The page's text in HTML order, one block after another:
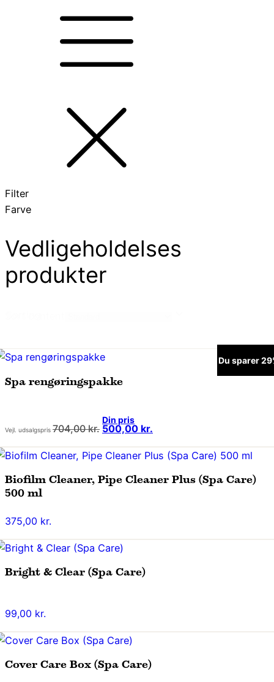
Filter
Farve
Vedligeholdelses
produkter
Du sparer
Spa rengøringspakke
704,00kr.
Den
oprindelige
var:
704,00 kr..
500,00 kr.
aktuelle
er:
500,00 kr..
Biofilm Cleaner, Pipe Cleaner Plus (Spa Care)
500 ml
375,00 kr.
Bright & Clear (Spa Care)
99,00 kr.
Cover Care Box (Spa Care)